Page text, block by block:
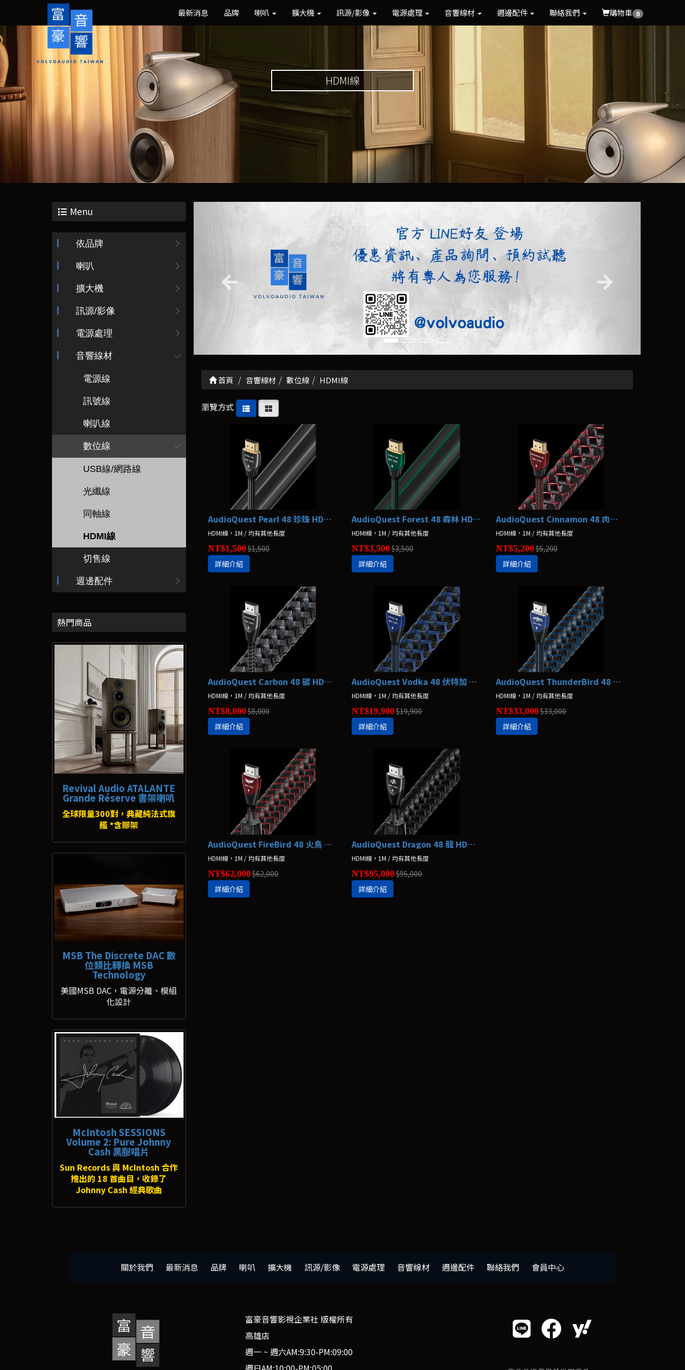
最新消息 品牌 喇叭 擴大機 訊源/影像 電源處理 音響線材 週邊配件 聯絡我們 購物車 0
HDMI線
Menu
依品牌
喇叭
擴大機
訊源/影像
電源處理
音響線材
電源線
訊號線
喇叭線
數位線
USB線/網路線
光纖線
同軸線
HDMI線
切售線
週邊配件
熱門商品
Revival Audio ATALANTE
Grande Réserve 書架喇叭
全球限量300對，典藏純法式旗
艦 *含腳架
MSB The Discrete DAC 數
位類比轉換 MSB
Technology
美國MSB DAC，電源分離、模組
化設計
McIntosh SESSIONS
Volume 2: Pure Johnny
Cash 黑膠唱片
Sun Records 與 McIntosh 合作
推出的 18 首曲目，收錄了
Johnny Cash 經典歌曲
首頁 音響線材 數位線 HDMI線
瀏覽方式
AudioQuest Pearl 48 珍珠 HDMI線
HDMI線，1M / 均有其他長度
NT$1,500$1,500
詳細介紹
AudioQuest Forest 48 森林 HDMI線
HDMI線，1M / 均有其他長度
NT$3,500$3,500
詳細介紹
AudioQuest Cinnamon 48 肉桂 HDMI線
HDMI線，1M / 均有其他長度
NT$5,200$5,200
詳細介紹
AudioQuest Carbon 48 碳 HDMI線
HDMI線，1M / 均有其他長度
NT$8,000$8,000
詳細介紹
AudioQuest Vodka 48 伏特加 HDMI線
HDMI線，1M / 均有其他長度
NT$19,900$19,900
詳細介紹
AudioQuest ThunderBird 48 雷鳥 HDMI線
HDMI線，1M / 均有其他長度
NT$33,000$33,000
詳細介紹
AudioQuest FireBird 48 火鳥 HDMI線
HDMI線，1M / 均有其他長度
NT$62,000$62,000
詳細介紹
AudioQuest Dragon 48 龍 HDMI線
HDMI線，1M / 均有其他長度
NT$95,000$95,000
詳細介紹
關於我們 最新消息 品牌 喇叭 擴大機 訊源/影像 電源處理 音響線材 週邊配件 聯絡我們 會員中心
富豪音響影視企業社 版權所有
高雄店
週一 ~ 週六AM:9:30-PM:09:00